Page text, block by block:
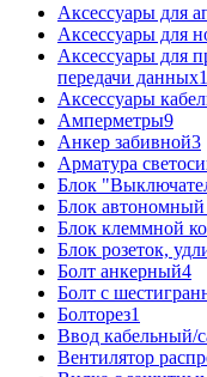
Аксессуары для
Аксессуары для
Аксессуары для
передачи данных1
Аксессуары
Амперметры9
Анкер забивной3
Арматура
Блок
Блок автономный
Блок клеммной
Блок розеток,
Болт анкерный4
Болт с
Болторез1
Ввод кабельный/
Вентилятор